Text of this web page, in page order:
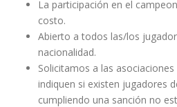
La participación en el
costo.
Abierto a todos las/los
nacionalidad.
Solicitamos a las
indiquen si existen jugadores
cumpliendo una sanción no